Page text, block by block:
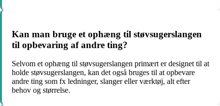
Kan man bruge et ophæng til støvsugerslangen
til opbevaring af andre ting?
Selvom et ophæng til støvsugerslangen primært er designet til at
holde støvsugerslangen, kan det også bruges til at opbevare
andre ting som fx ledninger, slanger eller værktøj, alt efter
behov og størrelse.